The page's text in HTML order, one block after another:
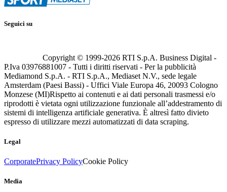
Seguici su
Copyright © 1999-2026 RTI S.p.A. Business Digital -
P.Iva 03976881007 - Tutti i diritti riservati - Per la pubblicità
Mediamond S.p.A. - RTI S.p.A., Mediaset N.V., sede legale
Amsterdam (Paesi Bassi) - Uffici Viale Europa 46, 20093 Cologno
Monzese (MI)Rispetto ai contenuti e ai dati personali trasmessi e/o
riprodotti è vietata ogni utilizzazione funzionale all’addestramento di
sistemi di intelligenza artificiale generativa. È altresì fatto divieto
espresso di utilizzare mezzi automatizzati di data scraping.
Legal
CorporatePrivacy PolicyCookie Policy
Media